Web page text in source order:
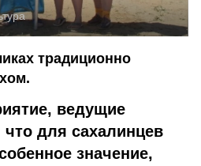
традиционно
ведущие
для сахалинцев
значение,